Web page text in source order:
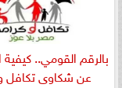
بالرقم القومي.. كيفية
عن شكاوى تكافل